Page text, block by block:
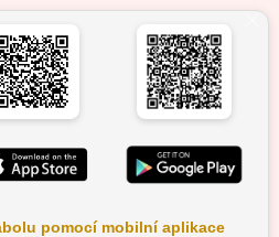
pomocí mobilní aplikace